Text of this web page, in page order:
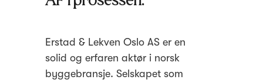
Erstad & Lekven Oslo AS er en
solid og erfaren aktør i norsk
byggebransje. Selskapet som